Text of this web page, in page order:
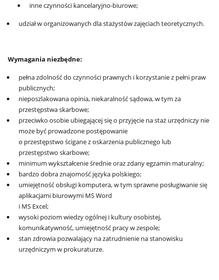
inne czynności kancelaryjno-biurowe;
udział w organizowanych dla stażystów zajęciach teoretycznych.
Wymagania niezbędne:
pełna zdolność do czynności prawnych i korzystanie z pełni praw
publicznych;
nieposzlakowana opinia, niekaralność sądowa, w tym za
przestępstwa skarbowe;
przeciwko osobie ubiegającej się o przyjęcie na staż urzędniczy nie
może być prowadzone postępowanie
o przestępstwo ścigane z oskarżenia publicznego lub
przestępstwo skarbowe;
minimum wykształcenie średnie oraz zdany egzamin maturalny;
bardzo dobra znajomość języka polskiego;
umiejętność obsługi komputera, w tym sprawne posługiwanie się
aplikacjami biurowymi MS Word
i MS Excel;
wysoki poziom wiedzy ogólnej i kultury osobistej,
komunikatywność, umiejętność pracy w zespole;
stan zdrowia pozwalający na zatrudnienie na stanowisku
urzędniczym w prokuraturze.